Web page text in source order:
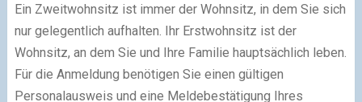
Ein Zweitwohnsitz ist immer der Wohnsitz, in dem Sie sich
nur gelegentlich aufhalten. Ihr Erstwohnsitz ist der
Wohnsitz, an dem Sie und Ihre Familie hauptsächlich leben.
Für die Anmeldung benötigen Sie einen gültigen
Personalausweis und eine Meldebestätigung Ihres